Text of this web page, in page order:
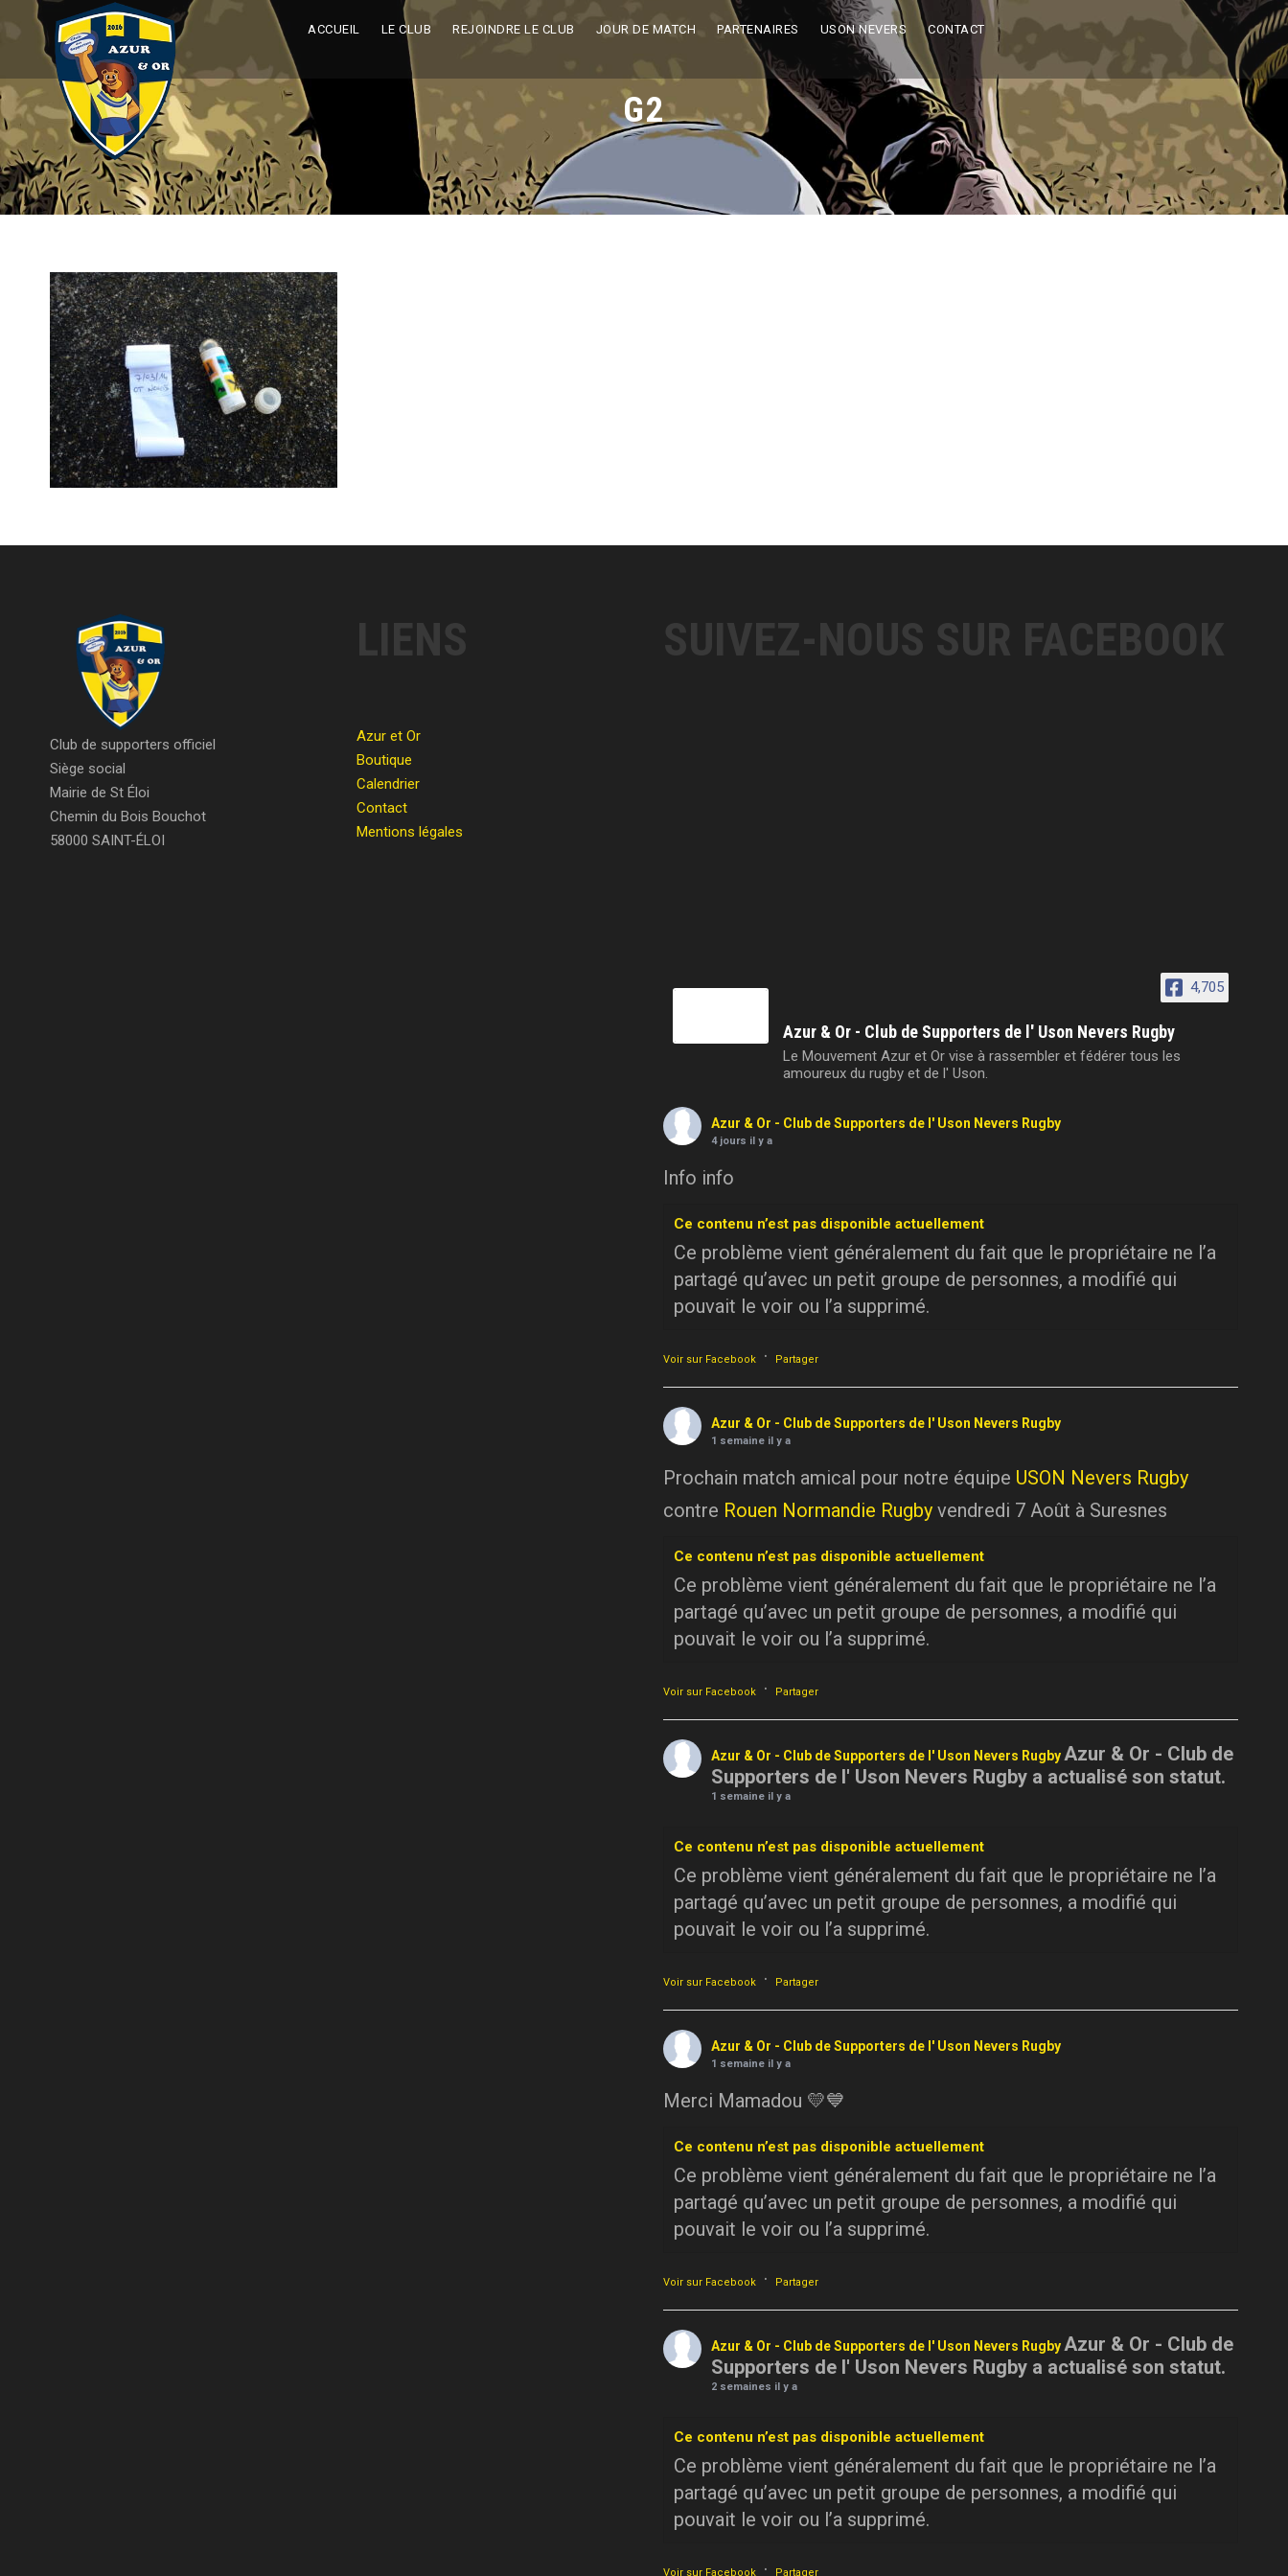
ACCUEIL LE CLUB REJOINDRE LE CLUB JOUR DE MATCH PARTENAIRES USON NEVERS CONTACT
G2
Club de supporters officiel
Siège social
Mairie de St Éloi
Chemin du Bois Bouchot
58000 SAINT-ÉLOI
LIENS
Azur et Or
Boutique
Calendrier
Contact
Mentions légales
SUIVEZ-NOUS SUR FACEBOOK
4,705
Azur & Or - Club de Supporters de l' Uson Nevers Rugby
Le Mouvement Azur et Or vise à rassembler et fédérer tous les
amoureux du rugby et de l' Uson.
Azur & Or - Club de Supporters de l' Uson Nevers Rugby
4 jours il y a
Info info
Ce contenu n’est pas disponible actuellement
Ce problème vient généralement du fait que le propriétaire ne l’a
partagé qu’avec un petit groupe de personnes, a modifié qui
pouvait le voir ou l’a supprimé.
Voir sur Facebook · Partager
Azur & Or - Club de Supporters de l' Uson Nevers Rugby
1 semaine il y a
Prochain match amical pour notre équipe USON Nevers Rugby
contre Rouen Normandie Rugby vendredi 7 Août à Suresnes
Ce contenu n’est pas disponible actuellement
Ce problème vient généralement du fait que le propriétaire ne l’a
partagé qu’avec un petit groupe de personnes, a modifié qui
pouvait le voir ou l’a supprimé.
Voir sur Facebook · Partager
Azur & Or - Club de Supporters de l' Uson Nevers RugbyAzur & Or - Club de
Supporters de l' Uson Nevers Rugby a actualisé son statut.
1 semaine il y a
Ce contenu n’est pas disponible actuellement
Ce problème vient généralement du fait que le propriétaire ne l’a
partagé qu’avec un petit groupe de personnes, a modifié qui
pouvait le voir ou l’a supprimé.
Voir sur Facebook · Partager
Azur & Or - Club de Supporters de l' Uson Nevers Rugby
1 semaine il y a
Merci Mamadou 💛💙
Ce contenu n’est pas disponible actuellement
Ce problème vient généralement du fait que le propriétaire ne l’a
partagé qu’avec un petit groupe de personnes, a modifié qui
pouvait le voir ou l’a supprimé.
Voir sur Facebook · Partager
Azur & Or - Club de Supporters de l' Uson Nevers RugbyAzur & Or - Club de
Supporters de l' Uson Nevers Rugby a actualisé son statut.
2 semaines il y a
Ce contenu n’est pas disponible actuellement
Ce problème vient généralement du fait que le propriétaire ne l’a
partagé qu’avec un petit groupe de personnes, a modifié qui
pouvait le voir ou l’a supprimé.
Voir sur Facebook · Partager